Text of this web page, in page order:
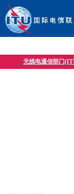
无线电通信部门